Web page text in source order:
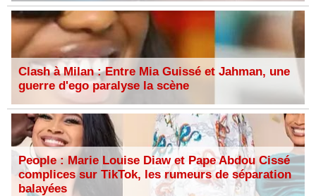
Clash à Milan : Entre Mia Guissé et Jahman, une
guerre d'ego paralyse la scène
People : Marie Louise Diaw et Pape Abdou Cissé
complices sur TikTok, les rumeurs de séparation
balayées